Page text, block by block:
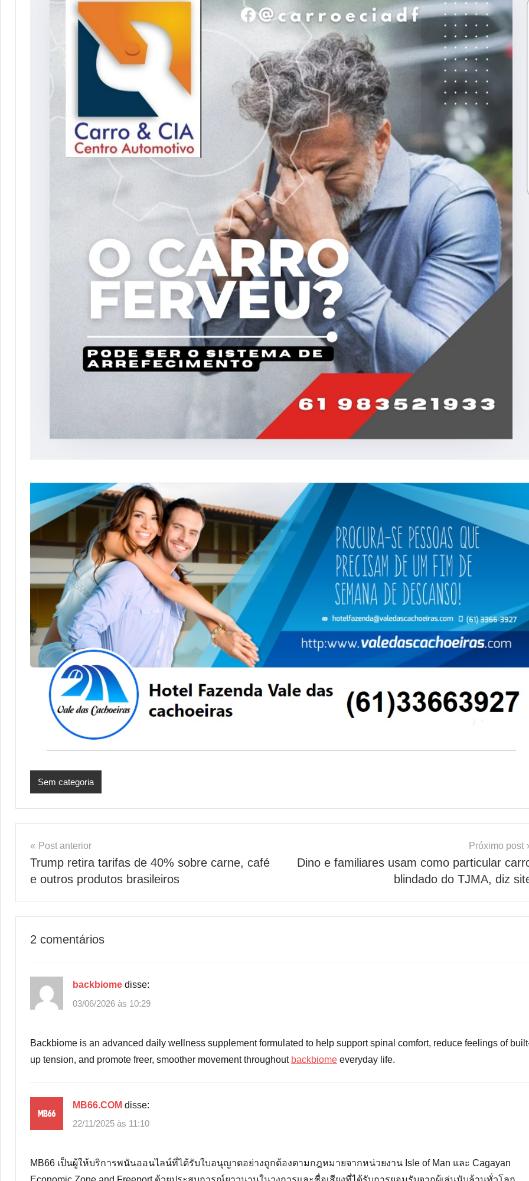
Sem categoria
Navegação
de
Post
Post anterior
Trump retira tarifas de 40% sobre carne, café
e outros produtos brasileiros
Próximo post
Dino e familiares usam como particular
blindado do TJMA, diz
2 comentários
backbiome disse:
03/06/2026 às 10:29
Backbiome is an advanced daily wellness supplement formulated to help support spinal comfort, reduce feelings of
up tension, and promote freer, smoother movement throughout backbiome everyday life.
MB66.COM disse:
22/11/2025 às 11:10
MB66 เป็นผู้ให้บริการพนันออนไลน์ที่ได้รับใบอนุญาตอย่างถูกต้องตามกฎหมายจากหน่วยงาน Isle of Man และ Cagayan